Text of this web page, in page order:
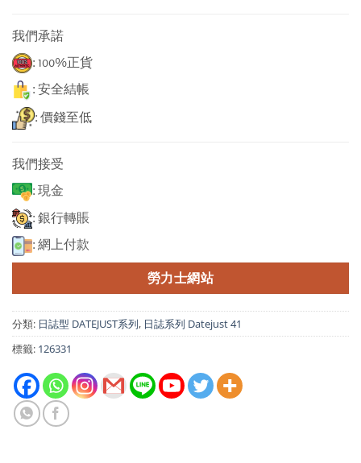
我們承諾
: 100%正貨
: 安全結帳
: 價錢至低
我們接受
: 現金
: 銀行轉賬
: 網上付款
勞力士網站
分類: 日誌型 DATEJUST系列, 日誌系列 Datejust 41
標籤: 126331